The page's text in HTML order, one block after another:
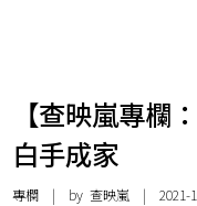
【查映嵐專欄
白手成家
專欄 | by查映嵐 | 2021-